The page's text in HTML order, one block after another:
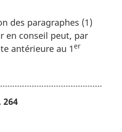
des paragraphes (1)
en conseil peut, par
antérieure au 1er